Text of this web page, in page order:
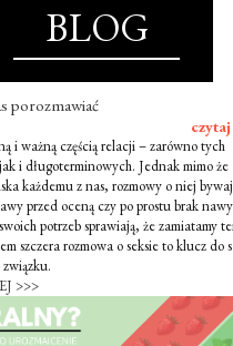
BLOG
porozmawiać
czytaj
i ważną częścią relacji – zarówno tych
i długoterminowych. Jednak mimo że
każdemu z nas, rozmowy o niej
przed oceną czy po prostu brak
potrzeb sprawiają, że zamiatamy
szczera rozmowa o seksie to klucz do
związku.
>>>